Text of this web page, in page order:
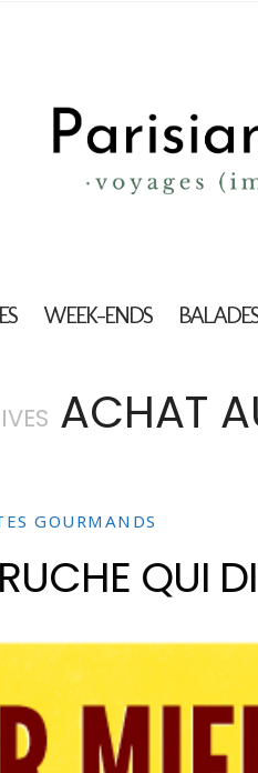
WEEK-ENDS
ACHAT
GOURMANDS
QUI